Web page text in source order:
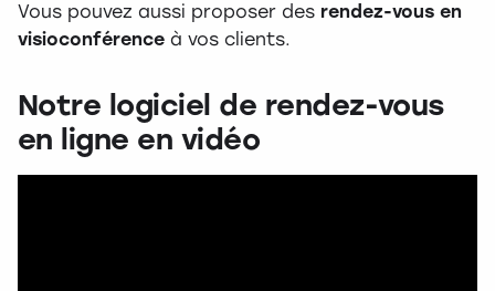
Vous pouvez aussi proposer des rendez-vous en
visioconférence à vos clients.
Notre logiciel de rendez-vous
en ligne en vidéo